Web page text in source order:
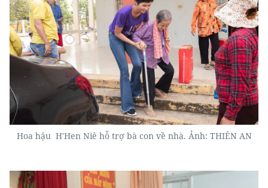
Hoa hậu H'Hen Niê hỗ trợ bà con về nhà. Ảnh: THIÊN AN